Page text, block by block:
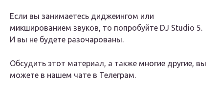
Если вы занимаетесь диджеингом или
микшированием звуков, то попробуйте DJ Studio 5.
И вы не будете разочарованы.
Обсудить этот материал, а также многие другие, вы
можете в нашем чате в Телеграм.